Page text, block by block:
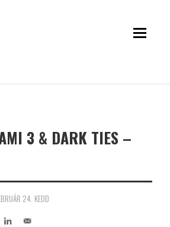
3 & DARK TIES –
24. KEDD